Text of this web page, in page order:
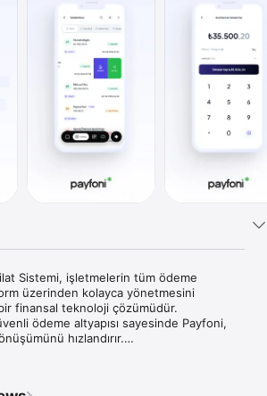
Sistemi, işletmelerin tüm ödeme
üzerinden kolayca yönetmesini
finansal teknoloji çözümüdür.
ödeme altyapısı sayesinde Payfoni,
hızlandırır.